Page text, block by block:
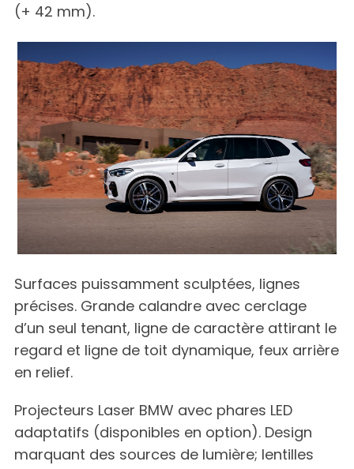
(+ 42 mm).
Surfaces puissamment sculptées, lignes
précises. Grande calandre avec cerclage
d’un seul tenant, ligne de caractère attirant le
regard et ligne de toit dynamique, feux arrière
en relief.
Projecteurs Laser BMW avec phares LED
adaptatifs (disponibles en option). Design
marquant des sources de lumière; lentilles